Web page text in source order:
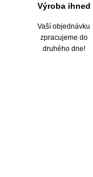
Výroba ihned
Vaší objednávku
zpracujeme do
druhého dne!